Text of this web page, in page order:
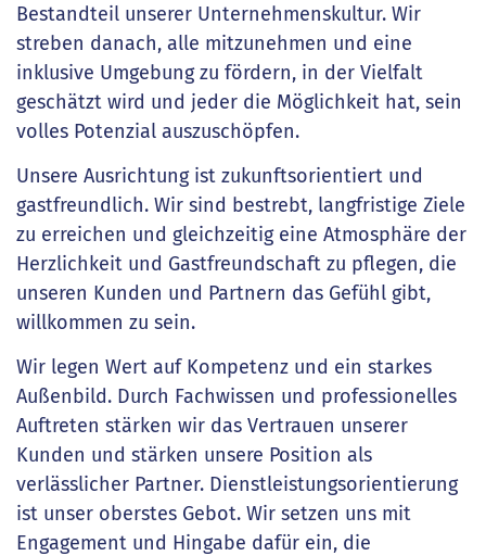
Bestandteil unserer Unternehmenskultur. Wir
streben danach, alle mitzunehmen und eine
inklusive Umgebung zu fördern, in der Vielfalt
geschätzt wird und jeder die Möglichkeit hat, sein
volles Potenzial auszuschöpfen.
Unsere Ausrichtung ist zukunftsorientiert und
gastfreundlich. Wir sind bestrebt, langfristige Ziele
zu erreichen und gleichzeitig eine Atmosphäre der
Herzlichkeit und Gastfreundschaft zu pflegen, die
unseren Kunden und Partnern das Gefühl gibt,
willkommen zu sein.
Wir legen Wert auf Kompetenz und ein starkes
Außenbild. Durch Fachwissen und professionelles
Auftreten stärken wir das Vertrauen unserer
Kunden und stärken unsere Position als
verlässlicher Partner. Dienstleistungsorientierung
ist unser oberstes Gebot. Wir setzen uns mit
Engagement und Hingabe dafür ein, die